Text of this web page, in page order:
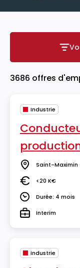
3686 offres
Industrie
Lieu Saint-Maximin
Salaire<20 K€
DuréeDurée: 4 mois
TypeInterim
Industrie